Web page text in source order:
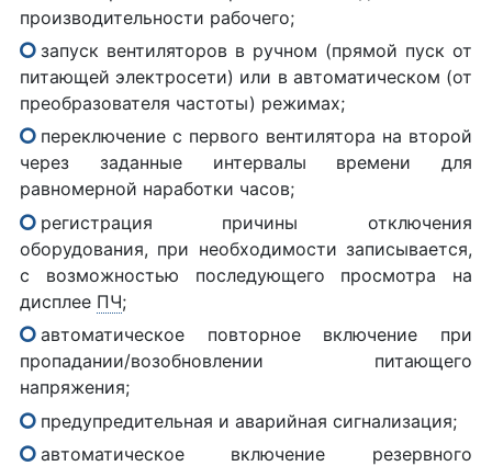
производительности рабочего;
запуск вентиляторов в ручном (прямой пуск от
питающей электросети) или в автоматическом (от
преобразователя частоты) режимах;
переключение с первого вентилятора на второй
через заданные интервалы времени для
равномерной наработки часов;
регистрация причины отключения
оборудования, при необходимости записывается,
с возможностью последующего просмотра на
дисплее ПЧ;
автоматическое повторное включение при
пропадании/возобновлении питающего
напряжения;
предупредительная и аварийная сигнализация;
автоматическое включение резервного